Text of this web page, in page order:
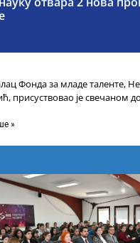
Фонда за младе таленте,
присуствовао је свечаном
»